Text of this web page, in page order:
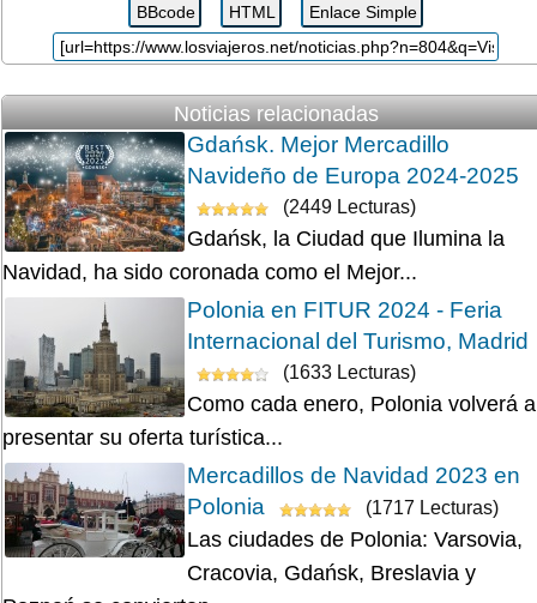
Noticias relacionadas
Gdańsk. Mejor Mercadillo
Navideño de Europa 2024-2025
(2449 Lecturas)
Gdańsk, la Ciudad que Ilumina la
Navidad, ha sido coronada como el Mejor...
Polonia en FITUR 2024 - Feria
Internacional del Turismo, Madrid
(1633 Lecturas)
Como cada enero, Polonia volverá a
presentar su oferta turística...
Mercadillos de Navidad 2023 en
Polonia
(1717 Lecturas)
Las ciudades de Polonia: Varsovia,
Cracovia, Gdańsk, Breslavia y